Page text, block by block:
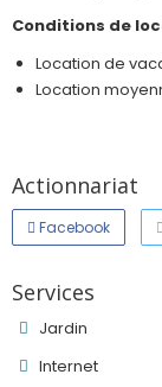
Conditions de
Location de
Location
Actionnariat
Facebook
Services
Jardin
Internet